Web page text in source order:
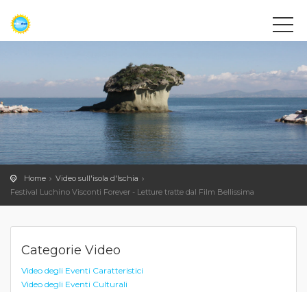
Home
Video sull'isola d'Ischia
Festival Luchino Visconti Forever - Letture tratte dal Film Bellissima
Categorie Video
Video degli Eventi Caratteristici
Video degli Eventi Culturali